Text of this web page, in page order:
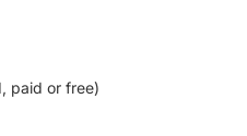
paid or free)